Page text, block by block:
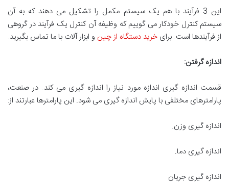
این 3 فرآیند با هم یک سیستم مکمل را تشکیل می دهند که به آن
سیستم کنترل خودکار می گوییم که وظیفه آن کنترل یک فرآیند در گروهی
از فرآیندها است. برای خرید دستگاه از چین و ابزار آلات با ما تماس بگیرید.
اندازه گرفتن:
قسمت اندازه گیری اندازه مورد نیاز را اندازه گیری می کند. در صنعت،
پارامترهای مختلفی با پایش اندازه گیری می شود. این پارامترها عبارتند از:
اندازه گیری وزن.
اندازه گیری دما.
اندازه گیری جریان